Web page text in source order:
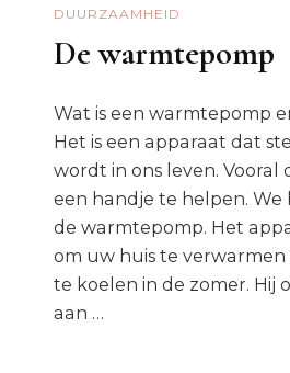
DUURZAAMHEID
De warmtepomp
Wat is een warmtepomp
Het is een apparaat dat
wordt in ons leven. Vooral
een handje te helpen.
de warmtepomp. Het
om uw huis te verwarmen
te koelen in de zomer. Hij
aan …